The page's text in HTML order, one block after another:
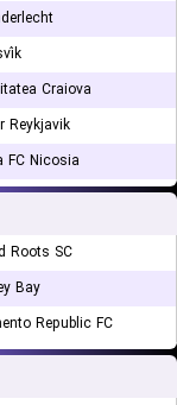
Craiova
Reykjavik
FC Nicosia
Roots SC
Bay
Republic FC